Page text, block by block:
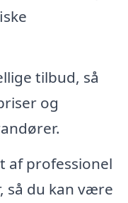
tilbud, så
og
af professionel
så du kan være